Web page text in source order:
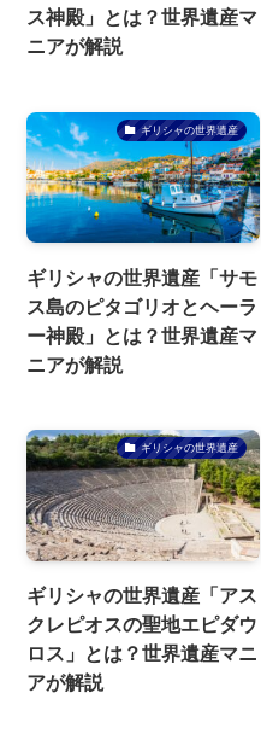
ス神殿」とは？世界遺産マ
ニアが解説
ギリシャの世界遺産
ギリシャの世界遺産「サモ
ス島のピタゴリオとヘーラ
ー神殿」とは？世界遺産マ
ニアが解説
ギリシャの世界遺産
ギリシャの世界遺産「アス
クレピオスの聖地エピダウ
ロス」とは？世界遺産マニ
アが解説